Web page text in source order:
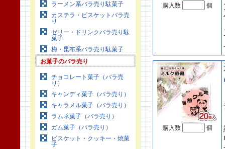
ラーメン系バラ売り駄菓子
カステラ・ビスケットバラ売
り
ゼリー・ドリンクバラ売り駄
菓子
梅・昆布系バラ売り駄菓子
お菓子のバラ売り
チョコレート菓子（バラ売
り）
キャンディ菓子（バラ売り）
キャラメル菓子（バラ売り）
ラムネ菓子（バラ売り）
ガム菓子（バラ売り）
ビスケット・クッキー・焼菓
子
購入数 個
購入数 個